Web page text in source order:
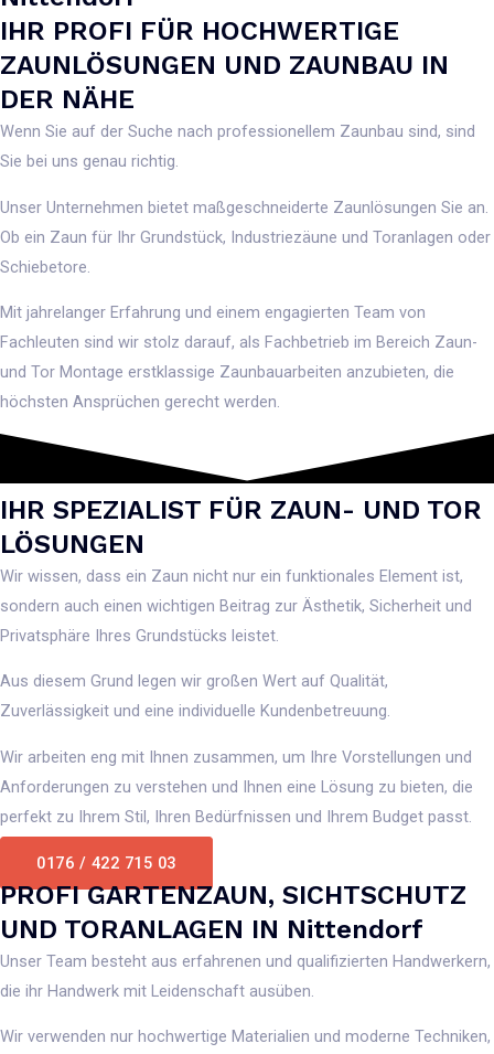
IHR PROFI FÜR HOCHWERTIGE
ZAUNLÖSUNGEN UND ZAUNBAU IN
DER NÄHE
Wenn Sie auf der Suche nach professionellem Zaunbau sind, sind
Sie bei uns genau richtig.
Unser Unternehmen bietet maßgeschneiderte Zaunlösungen Sie an.
Ob ein Zaun für Ihr Grundstück, Industriezäune und Toranlagen oder
Schiebetore.
Mit jahrelanger Erfahrung und einem engagierten Team von
Fachleuten sind wir stolz darauf, als Fachbetrieb im Bereich Zaun-
und Tor Montage erstklassige Zaunbauarbeiten anzubieten, die
höchsten Ansprüchen gerecht werden.
IHR SPEZIALIST FÜR ZAUN- UND TOR
LÖSUNGEN
Wir wissen, dass ein Zaun nicht nur ein funktionales Element ist,
sondern auch einen wichtigen Beitrag zur Ästhetik, Sicherheit und
Privatsphäre Ihres Grundstücks leistet.
Aus diesem Grund legen wir großen Wert auf Qualität,
Zuverlässigkeit und eine individuelle Kundenbetreuung.
Wir arbeiten eng mit Ihnen zusammen, um Ihre Vorstellungen und
Anforderungen zu verstehen und Ihnen eine Lösung zu bieten, die
perfekt zu Ihrem Stil, Ihren Bedürfnissen und Ihrem Budget passt.
0176 / 422 715 03
PROFI GARTENZAUN, SICHTSCHUTZ
UND TORANLAGEN IN Nittendorf
Unser Team besteht aus erfahrenen und qualifizierten Handwerkern,
die ihr Handwerk mit Leidenschaft ausüben.
Wir verwenden nur hochwertige Materialien und moderne Techniken,